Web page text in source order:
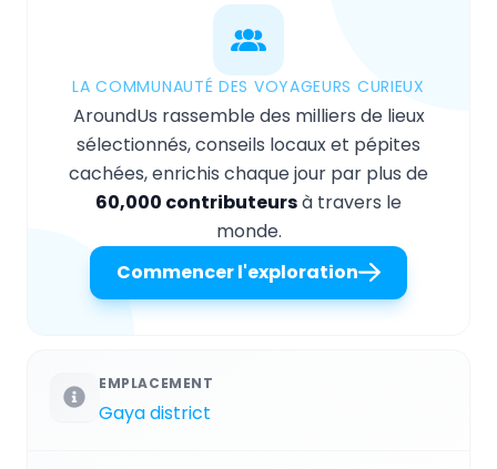
LA COMMUNAUTÉ DES VOYAGEURS CURIEUX
AroundUs rassemble des milliers de lieux
sélectionnés, conseils locaux et pépites
cachées, enrichis chaque jour par plus de
60,000 contributeursà travers le
monde.
Commencer l'exploration
EMPLACEMENT
Gaya district